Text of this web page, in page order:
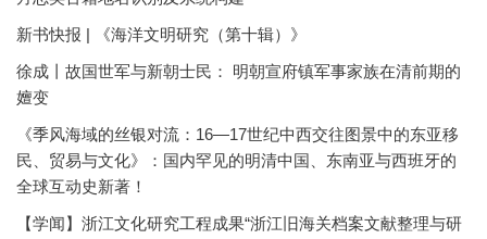
新书快报 | 《海洋文明研究（第十辑）》
徐成丨故国世军与新朝士民： 明朝宣府镇军事家族在清前期的
嬗变
《季风海域的丝银对流：16—17世纪中西交往图景中的东亚移
民、贸易与文化》：国内罕见的明清中国、东南亚与西班牙的
全球互动史新著！
【学闻】浙江文化研究工程成果“浙江旧海关档案文献整理与研